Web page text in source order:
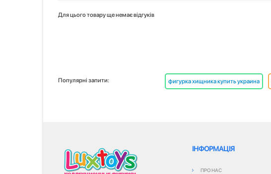
Для цього товару ще немає відгуків
Популярні запити: фигурка хищника купить украина
ІНФОРМАЦІЯ
ПРО НАС